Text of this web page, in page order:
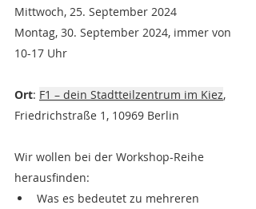
Mittwoch, 25. September 2024
Montag, 30. September 2024, immer von
10-17 Uhr
Ort: F1 – dein Stadtteilzentrum im Kiez,
Friedrichstraße 1, 10969 Berlin
Wir wollen bei der Workshop-Reihe
herausfinden:
Was es bedeutet zu mehreren